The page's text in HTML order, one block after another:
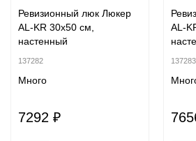
Ревизионный люк Люкер
AL-KR 30x50 см,
настенный
137282
Много
7292 ₽
AL-
137283